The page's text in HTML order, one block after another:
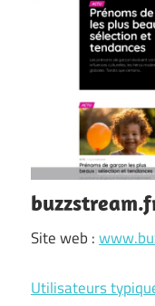
Site web :
Utilisateurs